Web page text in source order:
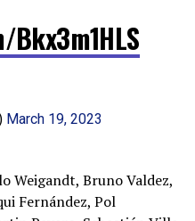
March 19, 2023
Weigandt, Bruno Valdez,
Fernández, Pol